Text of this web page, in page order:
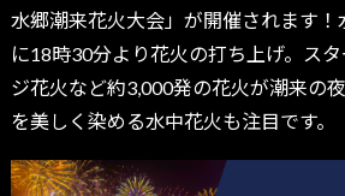
水郷潮来花火大会」が開催されます！
に18時30分より花火の打ち上げ。ス
ジ花火など約3,000発の花火が潮来の
を美しく染める水中花火も注目です。